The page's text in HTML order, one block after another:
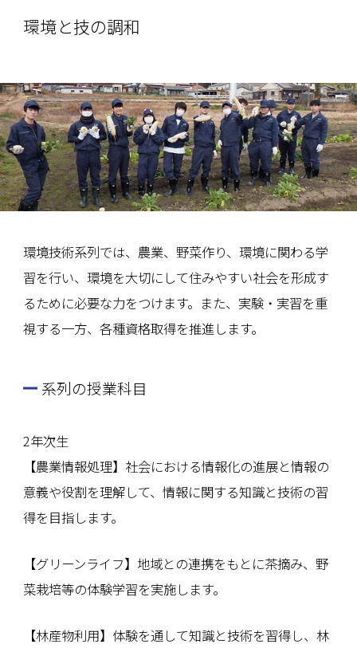
環境と技の調和
環境技術系列では、農業、野菜作り、環境に関わる学
習を行い、環境を大切にして住みやすい社会を形成す
るために必要な力をつけます。また、実験・実習を重
視する一方、各種資格取得を推進します。
系列の授業科目
2年次生
【農業情報処理】社会における情報化の進展と情報の
意義や役割を理解して、情報に関する知識と技術の習
得を目指します。
【グリーンライフ】地域との連携をもとに茶摘み、野
菜栽培等の体験学習を実施します。
【林産物利用】体験を通して知識と技術を習得し、林